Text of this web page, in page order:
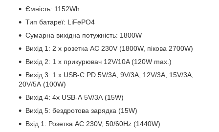
Ємність: 1152Wh
Тип батареї: LiFePO4
Сумарна вихідна потужність: 1800W
Вихід 1: 2 х розетка AC 230V (1800W, пікова 2700W)
Вихід 2: 1 x прикурювач 12V/10A (120W max.)
Вихід 3: 1 х USB-C PD 5V/3А, 9V/3А, 12V/3A, 15V/3А,
20V/5А (100W)
Вихід 4: 4х USB-А 5V/3А (15W)
Вихід 5: бездротова зарядка (15W)
Вхід 1: Розетка AC 230V, 50/60Hz (1440W)